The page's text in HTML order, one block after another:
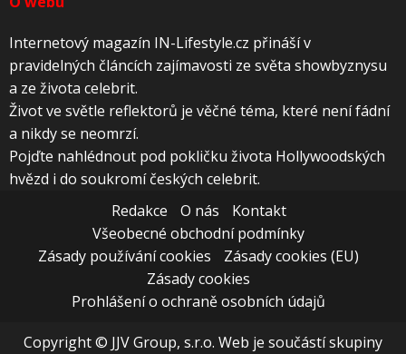
Internetový magazín IN-Lifestyle.cz přináší v
pravidelných článcích zajímavosti ze světa showbyznysu
a ze života celebrit.
Život ve světle reflektorů je věčné téma, které není fádní
a nikdy se neomrzí.
Pojďte nahlédnout pod pokličku života Hollywoodských
hvězd i do soukromí českých celebrit.
Redakce
O nás
Kontakt
Všeobecné obchodní podmínky
Zásady používání cookies
Zásady cookies (EU)
Zásady cookies
Prohlášení o ochraně osobních údajů
Copyright © JJV Group, s.r.o. Web je součástí skupiny